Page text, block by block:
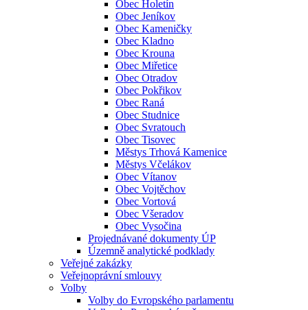
Obec Holetín
Obec Jeníkov
Obec Kameničky
Obec Kladno
Obec Krouna
Obec Miřetice
Obec Otradov
Obec Pokřikov
Obec Raná
Obec Studnice
Obec Svratouch
Obec Tisovec
Městys Trhová Kamenice
Městys Včelákov
Obec Vítanov
Obec Vojtěchov
Obec Vortová
Obec Všeradov
Obec Vysočina
Projednávané dokumenty ÚP
Územně analytické podklady
Veřejné zakázky
Veřejnoprávní smlouvy
Volby
Volby do Evropského parlamentu